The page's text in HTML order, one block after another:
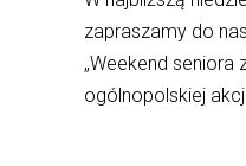
zapraszamy do
„Weekend seniora
ogólnopolskiej